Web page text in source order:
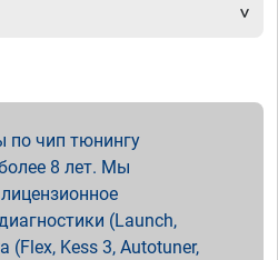
по чип тюнингу
8 лет. Мы
(Launch,
(Flex, Kess 3, Autotuner,